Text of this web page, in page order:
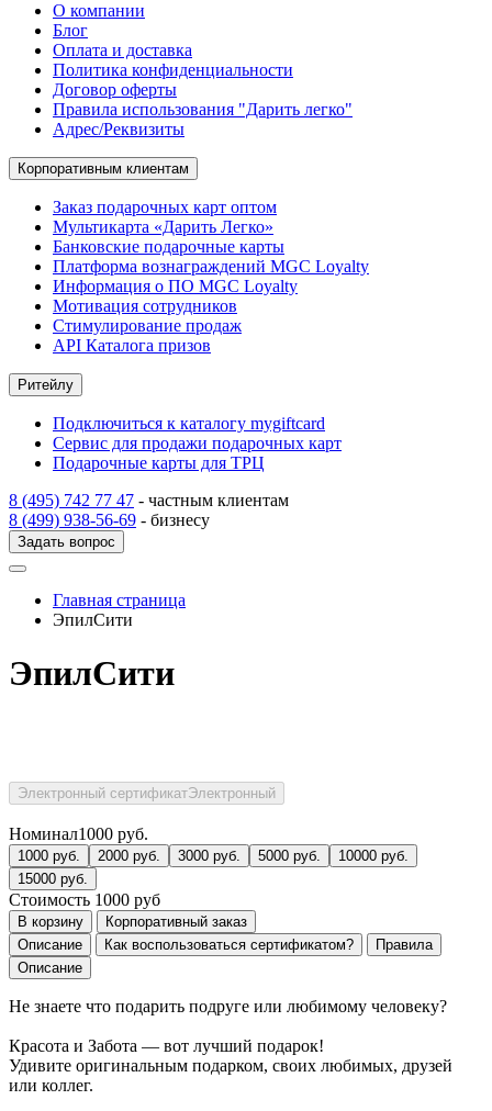
О компании
Блог
Оплата и доставка
Политика конфиденциальности
Договор оферты
Правила использования "Дарить легко"
Адрес/Реквизиты
Корпоративным клиентам
Заказ подарочных карт оптом
Мультикарта «Дарить Легко»
Банковские подарочные карты
Платформа вознаграждений MGC Loyalty
Информация о ПО MGC Loyalty
Мотивация сотрудников
Стимулирование продаж
API Каталога призов
Ритейлу
Подключиться к каталогу mygiftcard
Сервис для продажи подарочных карт
Подарочные карты для ТРЦ
8 (495) 742 77 47 - частным клиентам
8 (499) 938-56-69 - бизнесу
Задать вопрос
Главная страница
ЭпилСити
ЭпилСити
Электронный сертификатЭлектронный
Номинал1000 руб.
1000 руб. 2000 руб. 3000 руб. 5000 руб. 10000 руб.
15000 руб.
Стоимость 1000 руб
В корзину
Корпоративный заказ
Описание
Как воспользоваться сертификатом?
Правила
Описание
Не знаете что подарить подруге или любимому человеку?
Красота и Забота — вот лучший подарок!
Удивите оригинальным подарком, своих любимых, друзей
или коллег.